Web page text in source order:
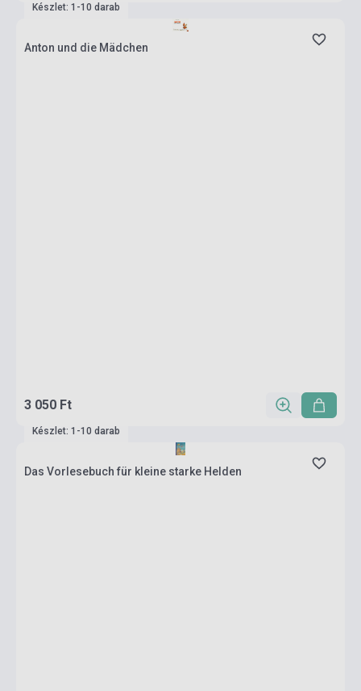
Készlet: 1-10 darab
Anton und die Mädchen
3 050 Ft
Készlet: 1-10 darab
Das Vorlesebuch für kleine starke Helden